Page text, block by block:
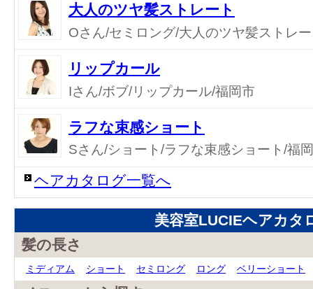
大人のツヤ髪ストレート
Oさん/セミロング/大人のツヤ髪ストレ
リップカール
Iさん/ボブ/リップカール/福岡市
ラフな束感ショート
Sさん/ショート/ラフな束感ショート/福
ヘアカタログ一覧へ
美容室LUCIEヘアカタ
髪の長さ
ミディアム ショート セミロング ロング ベリーショート